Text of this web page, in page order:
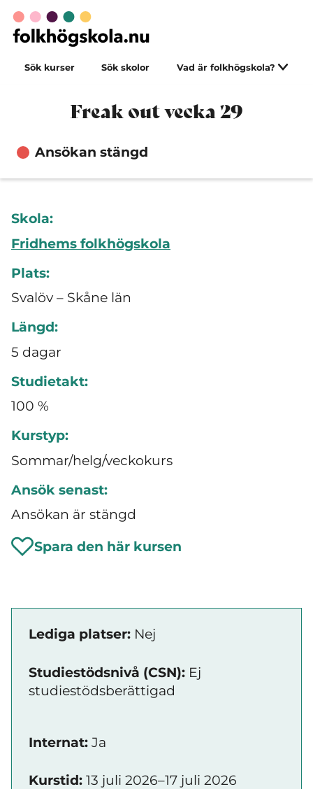
Sök kurser Sök skolor Vad är folkhögskola?
Freak out vecka 29
Ansökan stängd
Skola:
Fridhems folkhögskola
Plats:
Svalöv – Skåne län
Längd:
5 dagar
Studietakt:
100 %
Kurstyp:
Sommar/helg/veckokurs
Ansök senast:
Ansökan är stängd
Spara den här kursen
Lediga platser: Nej
Studiestödsnivå (CSN): Ej
studiestödsberättigad
Internat: Ja
Kurstid: 13 juli 2026–17 juli 2026